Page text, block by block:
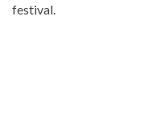
festival.